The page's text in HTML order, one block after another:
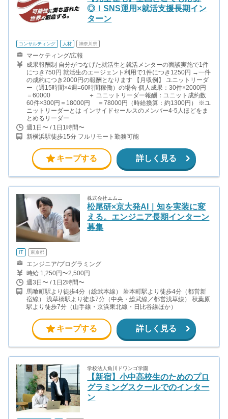
◎！SNS運用×就活支援長期イン
ターン
コンサルティング 人材 神奈川県
マーケティング/広報
成果報酬制 自分がつなげた就活生と就活メンターの面談実施で1件
につき750円 就活生のエージェント利用で1件につき1250円 →一件
の成約につき2000円の報酬となります 【月収例】 ユニットリーダ
ー（週15時間×4週=60時間稼働）の場合 個人成果：30件×2000円
＝60000 ＋ ユニットリーダー報酬：ユニット成約数
60件×300円＝18000円 ＝78000円（時給換算：約1300円） ※ユ
ニットリーダーとは インサイドセールスのメンバー4-5人ほどをま
とめるリーダー
週1日〜 / 1日1時間〜
新横浜駅徒歩15分 フルリモート勤務可能
キープする 詳しく見る
株式会社エムニ
松尾研×京大発AI｜知を実装に変
える。エンジニア長期インターン
募集
IT 東京都
エンジニア/プログラミング
時給 1,250円〜2,500円
週3日〜 / 1日2時間〜
馬喰町駅より徒歩4分（総武本線） 岩本町駅より徒歩4分（都営新
宿線） 浅草橋駅より徒歩7分（中央・総武線／都営浅草線） 秋葉原
駅より徒歩7分（山手線・京浜東北線・日比谷線ほか）
キープする 詳しく見る
学校法人角川ドワンゴ学園
【新宿】小中高校生のためのプロ
グラミングスクールでのインター
ン